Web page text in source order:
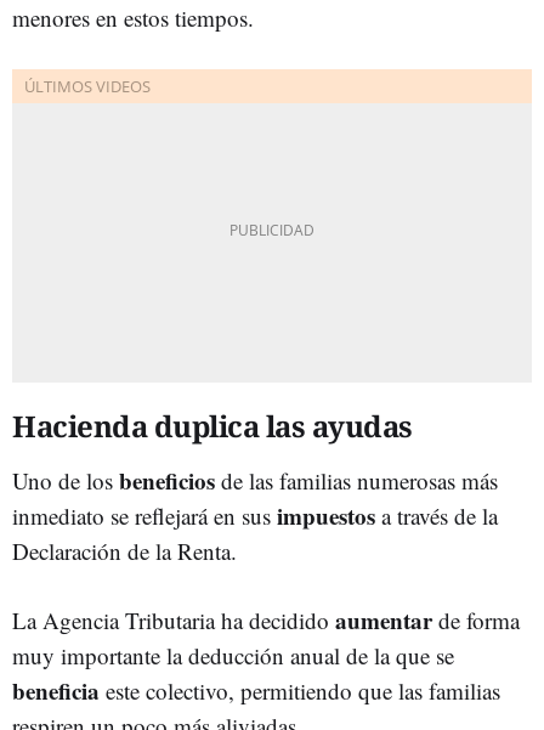
menores en estos tiempos.
Hacienda duplica las ayudas
Uno de los beneficios de las familias numerosas más
inmediato se reflejará en sus impuestos a través de la
Declaración de la Renta.
La Agencia Tributaria ha decidido aumentarde forma
muy importante la deducción anual de la que se
beneficia este colectivo, permitiendo que las familias